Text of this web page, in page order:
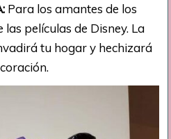
Para los amantes de los
películas de Disney. La
tu hogar y hechizará